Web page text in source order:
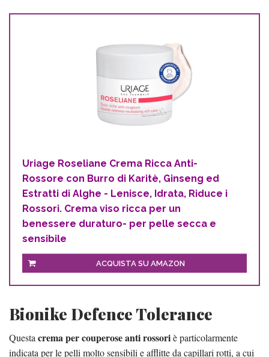
Uriage Roseliane Crema Ricca Anti-
Rossore con Burro di Karitè, Ginseng ed
Estratti di Alghe - Lenisce, Idrata, Riduce i
Rossori. Crema viso ricca per un
benessere duraturo- per pelle secca e
sensibile
ACQUISTA SU AMAZON
Bionike Defence Tolerance
Questa crema per couperose anti rossoriè particolarmente
indicata per le pelli molto sensibili e afflitte da capillari rotti, a cui